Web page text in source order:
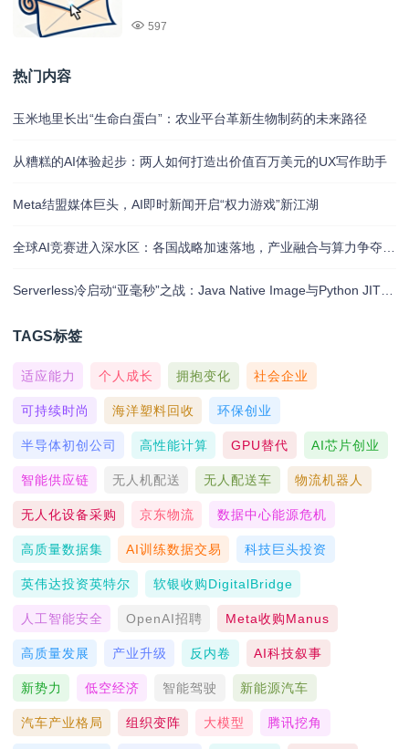
597
热门内容
玉米地里长出“生命白蛋白”：农业平台革新生物制药的未来路径
从糟糕的AI体验起步：两人如何打造出价值百万美元的UX写作助手
Meta结盟媒体巨头，AI即时新闻开启“权力游戏”新江湖
TAGS标签
适应能力 个人成长 拥抱变化 社会企业
可持续时尚 海洋塑料回收 环保创业
半导体初创公司 高性能计算 GPU替代 AI芯片创业
智能供应链 无人机配送 无人配送车 物流机器人
无人化设备采购 京东物流 数据中心能源危机
高质量数据集 AI训练数据交易 科技巨头投资
英伟达投资英特尔 软银收购DigitalBridge
人工智能安全 OpenAI招聘 Meta收购Manus
高质量发展 产业升级 反内卷 AI科技叙事
新势力 低空经济 智能驾驶 新能源汽车
汽车产业格局 组织变阵 大模型 腾讯挖角